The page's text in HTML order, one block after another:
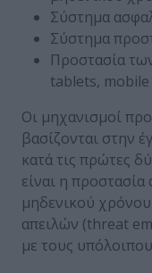
Σύστημα
Σύστημα
Προστασία
tablets, mobile
Οι μηχανισμοί
βασίζονται στην
κατά τις πρώτες
είναι η
μηδενικού
απειλών (threat
με τους